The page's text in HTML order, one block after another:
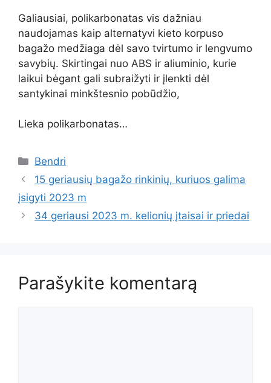
Galiausiai, polikarbonatas vis dažniau
naudojamas kaip alternatyvi kieto korpuso
bagažo medžiaga dėl savo tvirtumo ir lengvumo
savybių. Skirtingai nuo ABS ir aliuminio, kurie
laikui bėgant gali subraižyti ir įlenkti dėl
santykinai minkštesnio pobūdžio,
Lieka polikarbonatas…
Kategorijos
Bendri
15 geriausių bagažo rinkinių, kuriuos galima
įsigyti 2023 m
34 geriausi 2023 m. kelionių įtaisai ir priedai
Parašykite komentarą